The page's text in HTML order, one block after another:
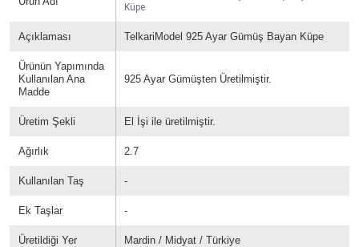
Küpe
Açıklaması TelkariModel 925 Ayar Gümüş Bayan Küpe
Ürünün Yapımında
Kullanılan Ana
Madde
925 Ayar Gümüşten Üretilmiştir.
Üretim Şekli El İşi ile üretilmiştir.
Ağırlık 2.7
Kullanılan Taş -
Ek Taşlar -
Üretildiği Yer Mardin / Midyat / Türkiye